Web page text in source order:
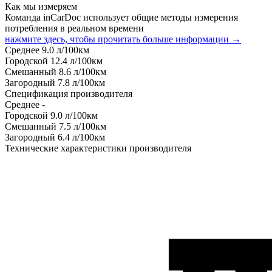
Как мы измеряем
Команда inCarDoc использует общие методы измерения
потребления в реальном времени
нажмите здесь, чтобы прочитать больше информации →
Среднее 9.0 л/100км
Городской 12.4 л/100км
Смешанный 8.6 л/100км
Загородный 7.8 л/100км
Спецификация производителя
Среднее -
Городской 9.0 л/100км
Смешанный 7.5 л/100км
Загородный 6.4 л/100км
Технические характеристики производителя